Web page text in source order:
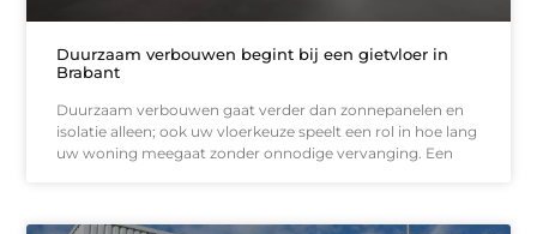
Duurzaam verbouwen begint bij een gietvloer in
Brabant
Duurzaam verbouwen gaat verder dan zonnepanelen en
isolatie alleen; ook uw vloerkeuze speelt een rol in hoe lang
uw woning meegaat zonder onnodige vervanging. Een